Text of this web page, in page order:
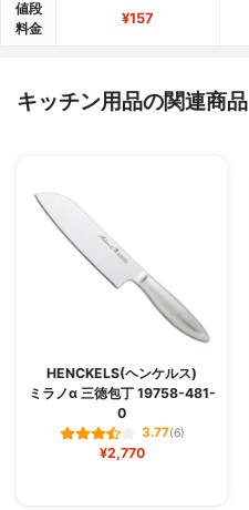
値段
料金
¥157
キッチン用品の関連商品
HENCKELS(ヘンケルス)
ミラノα 三徳包丁 19758-481-
0
3.77(6)
¥2,770